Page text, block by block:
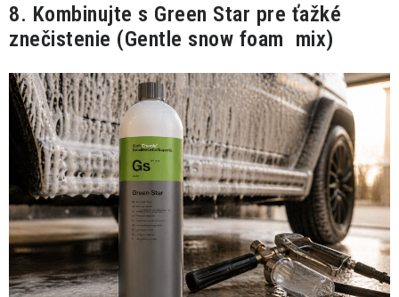
8. Kombinujte s Green Star pre ťažké
znečistenie (Gentle snow foam mix)